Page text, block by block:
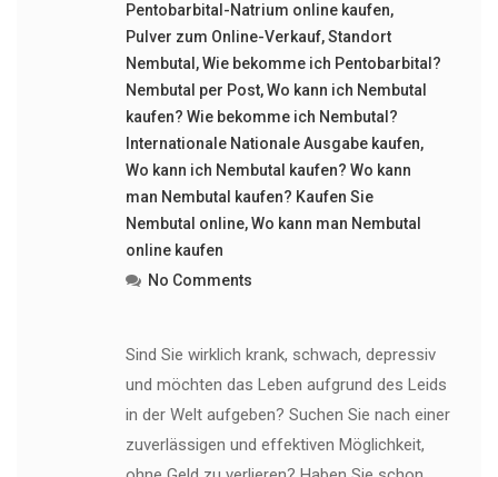
Pentobarbital-Natrium online kaufen,
Pulver zum Online-Verkauf,Standort
Nembutal ,Wie bekomme ich Pentobarbital?
Nembutal per Post,Wo kann ich Nembutal
kaufen? Wie bekomme ich Nembutal?
Internationale Nationale Ausgabe kaufen,
Wo kann ich Nembutal kaufen? Wo kann
man Nembutal kaufen? Kaufen Sie
Nembutal online,Wo kann man Nembutal
online kaufen
No Comments
Sind Sie wirklich krank, schwach, depressiv
und möchten das Leben aufgrund des Leids
in der Welt aufgeben? Suchen Sie nach einer
zuverlässigen und effektiven Möglichkeit,